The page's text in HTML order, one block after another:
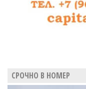
СРОЧНО В НОМЕР